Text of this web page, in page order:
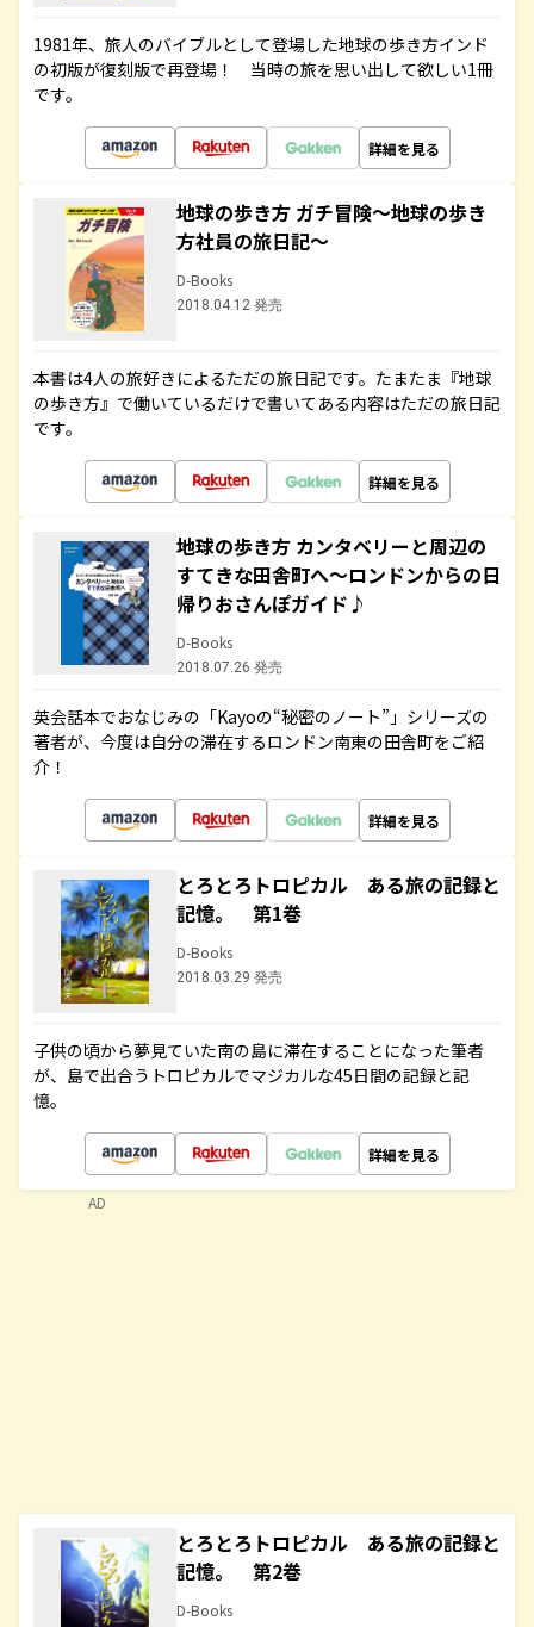
1981年、旅人のバイブルとして登場した地球の歩き方インド
の初版が復刻版で再登場！ 当時の旅を思い出して欲しい1冊
です。
詳細を見る
地球の歩き方 ガチ冒険～地球の歩き
方社員の旅日記～
D-Books
2018.04.12 発売
本書は4人の旅好きによるただの旅日記です。たまたま『地球
の歩き方』で働いているだけで書いてある内容はただの旅日記
です。
詳細を見る
地球の歩き方 カンタベリーと周辺の
すてきな田舎町へ～ロンドンからの日
帰りおさんぽガイド♪
D-Books
2018.07.26 発売
英会話本でおなじみの「Kayoの“秘密のノート”」シリーズの
著者が、今度は自分の滞在するロンドン南東の田舎町をご紹
介！
詳細を見る
とろとろトロピカル ある旅の記録と
記憶。 第1巻
D-Books
2018.03.29 発売
子供の頃から夢見ていた南の島に滞在することになった筆者
が、島で出合うトロピカルでマジカルな45日間の記録と記
憶。
詳細を見る
とろとろトロピカル ある旅の記録と
記憶。 第2巻
D-Books
AD